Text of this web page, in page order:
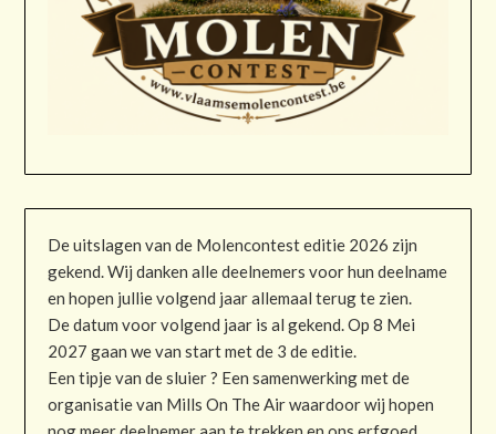
De uitslagen van de Molencontest editie 2026 zijn
gekend. Wij danken alle deelnemers voor hun deelname
en hopen jullie volgend jaar allemaal terug te zien.
De datum voor volgend jaar is al gekend. Op 8 Mei
2027 gaan we van start met de 3 de editie.
Een tipje van de sluier ? Een samenwerking met de
organisatie van Mills On The Air waardoor wij hopen